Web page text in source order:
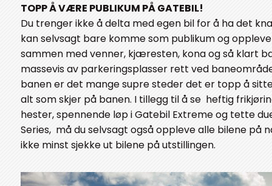
TOPP Å VÆRE PUBLIKUM PÅ GATEBIL!
Du trenger ikke å delta med egen bil for å ha det
kan selvsagt bare komme som publikum og
sammen med venner, kjæresten, kona og så klart
massevis av parkeringsplasser rett ved
banen er det mange supre steder det er topp å
alt som skjer på banen. I tillegg til å se heftig
hester, spennende løp i Gatebil Extreme og tette
Series, må du selvsagt også oppleve alle bilene på
ikke minst sjekke ut bilene på utstillingen.